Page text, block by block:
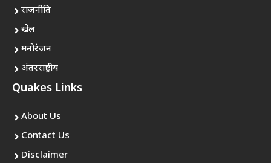
राजनीति
खेल
मनोरंजन
अंतरराष्ट्रीय
Quakes Links
About Us
Contact Us
Disclaimer